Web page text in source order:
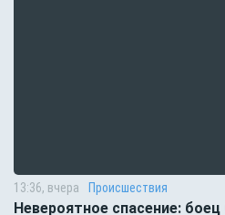
13:36, вчера Происшествия
Невероятное спасение: